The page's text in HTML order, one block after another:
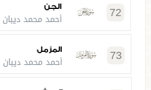
72 الجن
أحمد محمد ديبان
73 المزمل
أحمد محمد ديبان